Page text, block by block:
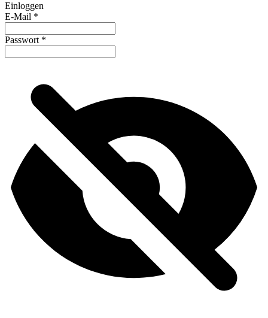
Einloggen
E-Mail *
Passwort *